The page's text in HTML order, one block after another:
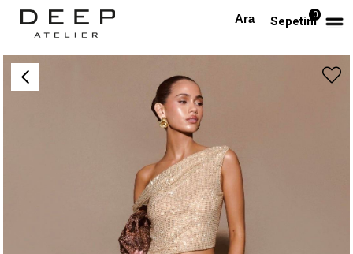
Sepetim0
Anasayfa TÜM ELBİSELER Kristal Taşlı Bel Detaylı Maksi Tasarım Krem Elbise